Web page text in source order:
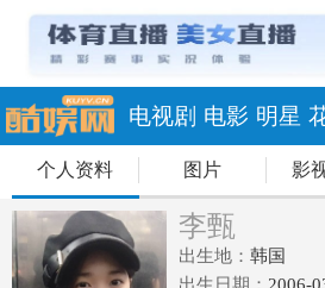
电视剧 电影 明星
个人资料 图片 影
李甄
出生地： 韩国
出生日期： 2006-